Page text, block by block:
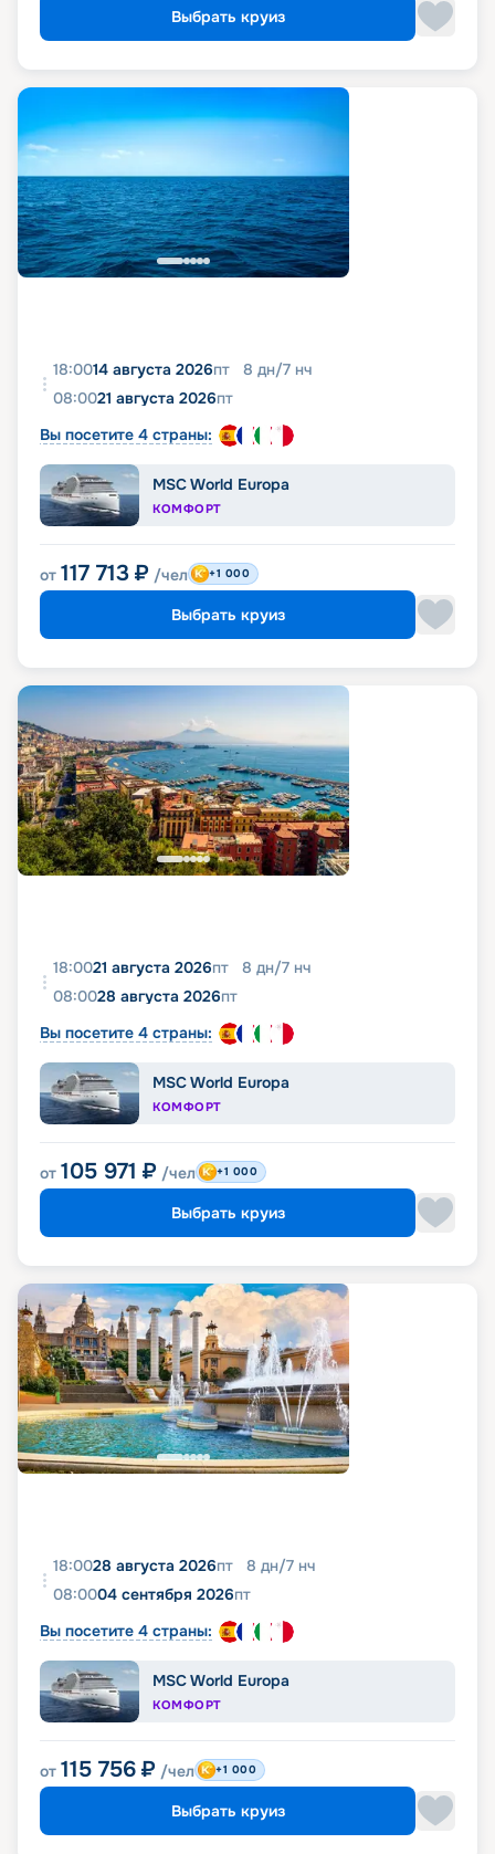
Выбрать круиз
18:0014 августа 2026пт 8 дн/7 нч
08:0021 августа 2026пт
Вы посетите 4 страны:
MSC World Europa
КОМФОРТ
от 117 713 ₽ /чел +1 000
Выбрать круиз
18:0021 августа 2026пт 8 дн/7 нч
08:0028 августа 2026пт
Вы посетите 4 страны:
MSC World Europa
КОМФОРТ
от 105 971 ₽ /чел +1 000
Выбрать круиз
18:0028 августа 2026пт 8 дн/7 нч
08:0004 сентября 2026пт
Вы посетите 4 страны:
MSC World Europa
КОМФОРТ
от 115 756 ₽ /чел +1 000
Выбрать круиз